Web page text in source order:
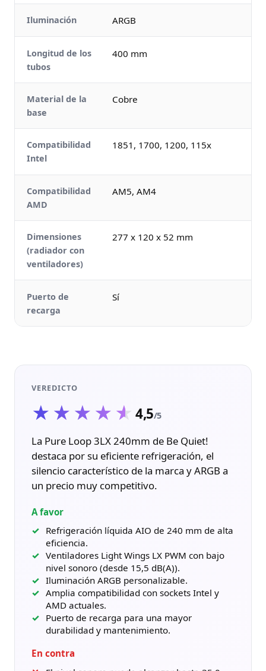
Iluminación ARGB
Longitud de los
tubos
400 mm
Material de la
base
Cobre
Compatibilidad
Intel
1851, 1700, 1200, 115x
Compatibilidad
AMD
AM5, AM4
Dimensiones
(radiador con
ventiladores)
277 x 120 x 52 mm
Puerto de
recarga
Sí
VEREDICTO
★★★★★
★★★★★4,5/5
La Pure Loop 3LX 240mm de Be Quiet!
destaca por su eficiente refrigeración, el
silencio característico de la marca y ARGB a
un precio muy competitivo.
A favor
Refrigeración líquida AIO de 240 mm de alta
eficiencia.
Ventiladores Light Wings LX PWM con bajo
nivel sonoro (desde 15,5 dB(A)).
Iluminación ARGB personalizable.
Amplia compatibilidad con sockets Intel y
AMD actuales.
Puerto de recarga para una mayor
durabilidad y mantenimiento.
En contra